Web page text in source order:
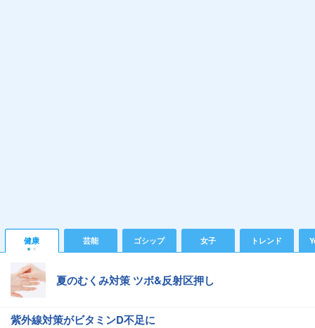
健康 芸能 ゴシップ 女子 トレンド
夏のむくみ対策 ツボ&反射区押し
紫外線対策がビタミンD不足に